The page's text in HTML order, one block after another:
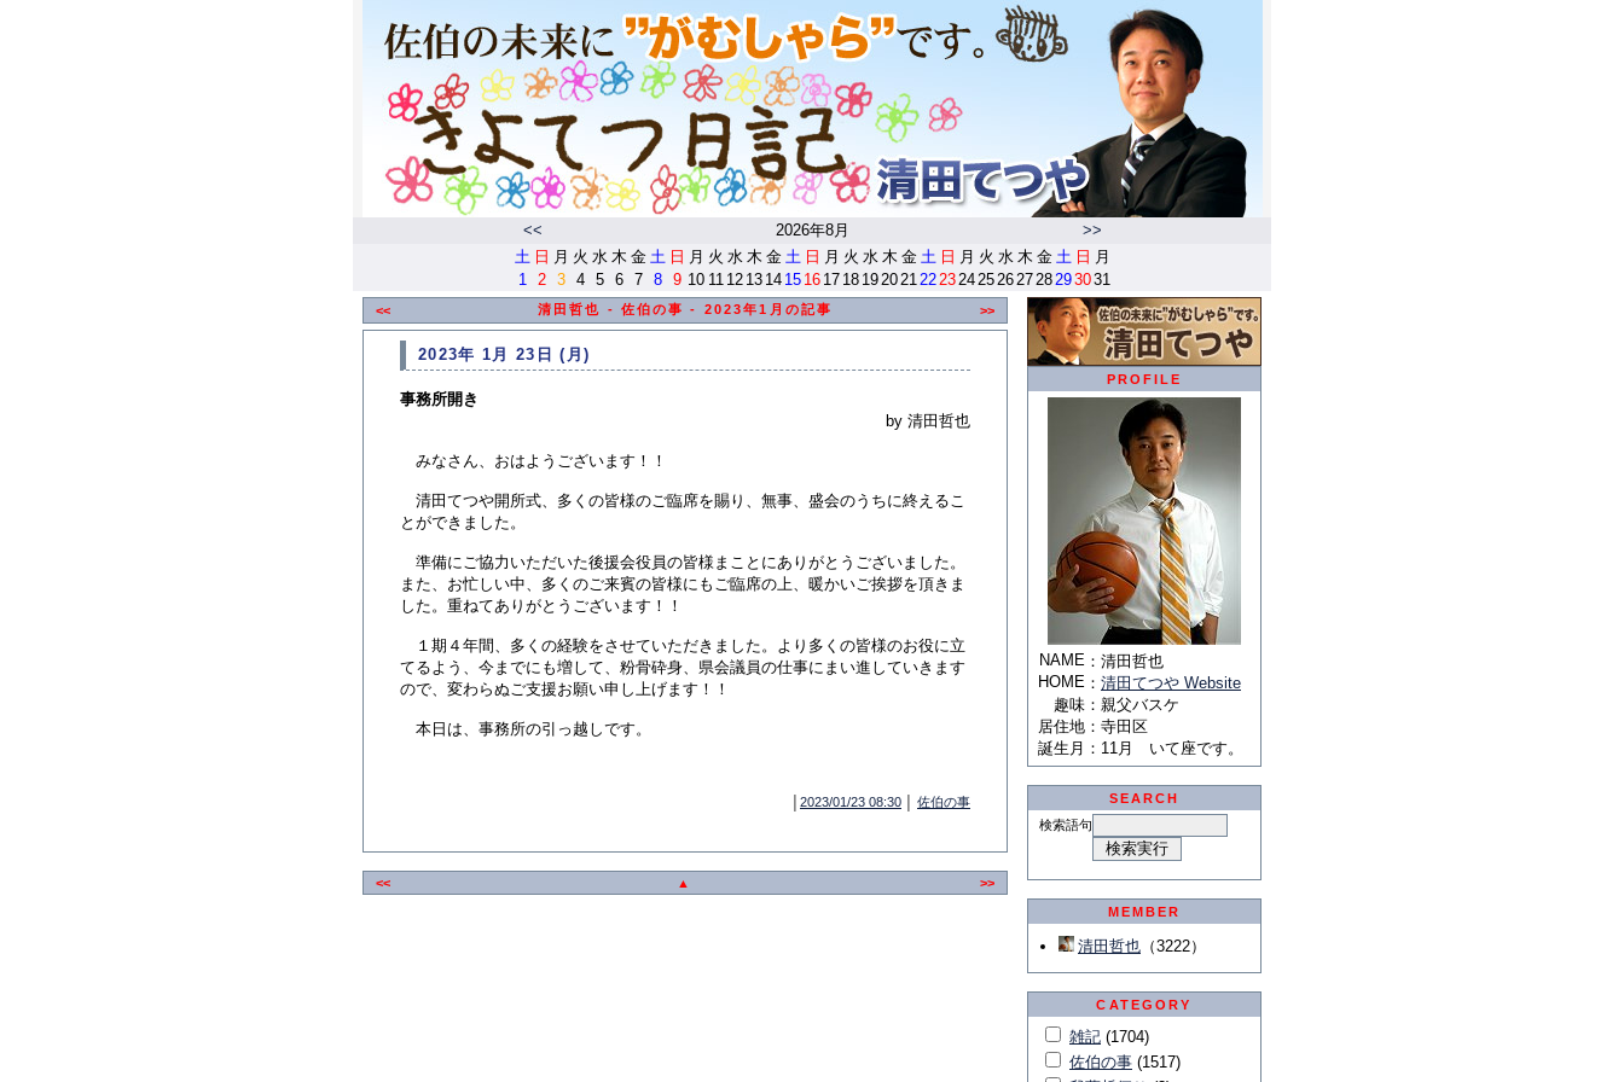
<< 2026年8月
>>
土 日 月 火 水 木 金 土 日 月 火 水 木 金 土 日 月 火 水 木 金 土 日 月 火 水 木 金 土 日 月
1
2 3 4 5 6 7 8 9 10 11 12 13 14 15 16 17 18 19202122232425262728293031
<< 清田哲也 - 佐伯の事 - 2023年1月の記事 >>
2023年 1月 23日 (月)
事務所開き
by 清田哲也
みなさん、おはようございます！！
清田てつや開所式、多くの皆様のご臨席を賜り、無事、盛会のうちに終えるこ
とができました。
準備にご協力いただいた後援会役員の皆様まことにありがとうございました。
また、お忙しい中、多くのご来賓の皆様にもご臨席の上、暖かいご挨拶を頂きま
した。重ねてありがとうございます！！
１期４年間、多くの経験をさせていただきました。より多くの皆様のお役に立
てるよう、今までにも増して、粉骨砕身、県会議員の仕事にまい進していきます
ので、変わらぬご支援お願い申し上げます！！
本日は、事務所の引っ越しです。
2023/01/23 08:30 佐伯の事
<< ▲ >>
PROFILE
NAME ： 清田哲也
HOME ： 清田てつや Website
趣味 ： 親父バスケ
居住地 ： 寺田区
誕生月 ： 11月 いて座です。
SEARCH
検索語句
MEMBER
清田哲也 （3222）
CATEGORY
雑記 (1704)
佐伯の事 (1517)